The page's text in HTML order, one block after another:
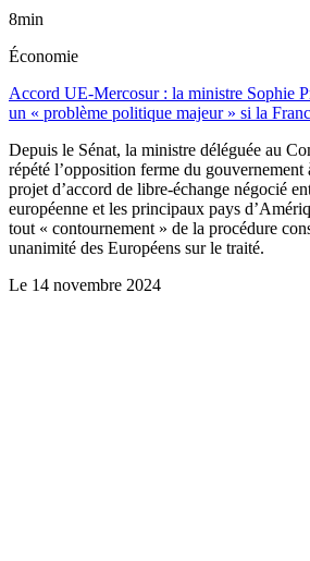
8min
Économie
Accord UE-Mercosur : la ministre Sophie
un « problème politique majeur » si la
Depuis le Sénat, la ministre déléguée au
répété l’opposition ferme du gouvernement
projet d’accord de libre-échange négocié
européenne et les principaux pays
tout « contournement » de la procédure
unanimité des Européens sur le traité.
Le 14 novembre 2024